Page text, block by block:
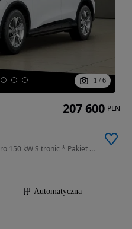
1 / 6
1984 cm3 • 204 KM • SUV TFSI quattro 150 kW S tronic * Pakiet Business
Automatyczna
207 600 PLN